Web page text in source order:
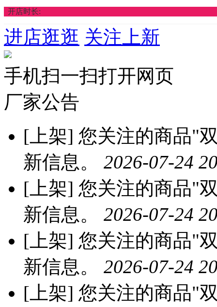
开店时长:
进店逛逛 关注上新
手机扫一扫打开网页
厂家公告
[上架] 您关注的商品"
新信息。 2026-07-24
[上架] 您关注的商品"
新信息。 2026-07-24
[上架] 您关注的商品"
新信息。 2026-07-24
[上架] 您关注的商品"